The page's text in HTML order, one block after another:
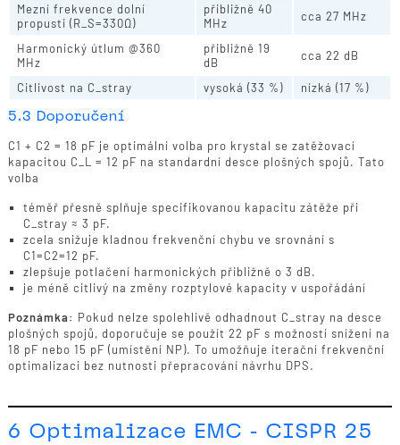
Mezní frekvence dolní
propusti (R_S=330Ω)
přibližně 40
MHz
cca 27 MHz
Harmonický útlum @360
MHz
přibližně 19
dB
cca 22 dB
Citlivost na C_stray vysoká (33 %) nízká (17 %)
5.3 Doporučení
C1 + C2 = 18 pF je optimální volba pro krystal se zatěžovací
kapacitou C_L = 12 pF na standardní desce plošných spojů. Tato
volba
téměř přesně splňuje specifikovanou kapacitu zátěže při
C_stray ≈ 3 pF.
zcela snižuje kladnou frekvenční chybu ve srovnání s
C1=C2=12 pF.
zlepšuje potlačení harmonických přibližně o 3 dB.
je méně citlivý na změny rozptylové kapacity v uspořádání
Poznámka: Pokud nelze spolehlivě odhadnout C_stray na desce
plošných spojů, doporučuje se použít 22 pF s možností snížení na
18 pF nebo 15 pF (umístění NP). To umožňuje iterační frekvenční
optimalizaci bez nutnosti přepracování návrhu DPS.
6 Optimalizace EMC - CISPR 25